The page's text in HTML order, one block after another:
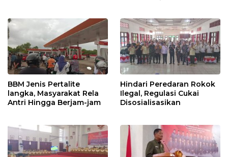
BBM Jenis Pertalite
langka, Masyarakat Rela
Antri Hingga Berjam-jam
Hindari Peredaran Rokok
Ilegal, Regulasi Cukai
Disosialisasikan